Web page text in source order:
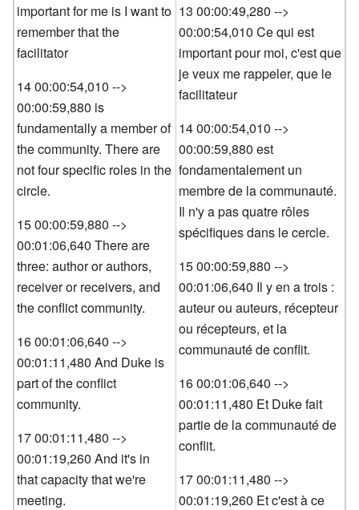
important for me is I want to
remember that the
facilitator
14 00:00:54,010 -->
00:00:59,880 is
fundamentally a member of
the community. There are
not four specific roles in the
circle.
15 00:00:59,880 -->
00:01:06,640 There are
three: author or authors,
receiver or receivers, and
the conflict community.
16 00:01:06,640 -->
00:01:11,480 And Duke is
part of the conflict
community.
17 00:01:11,480 -->
00:01:19,260 And it's in
that capacity that we're
meeting.
13 00:00:49,280 -->
00:00:54,010 Ce qui est
important pour moi, c'est que
je veux me rappeler, que le
facilitateur
14 00:00:54,010 -->
00:00:59,880 est
fondamentalement un
membre de la communauté.
Il n'y a pas quatre rôles
spécifiques dans le cercle.
15 00:00:59,880 -->
00:01:06,640 Il y en a trois :
auteur ou auteurs, récepteur
ou récepteurs, et la
communauté de conflit.
16 00:01:06,640 -->
00:01:11,480 Et Duke fait
partie de la communauté de
conflit.
17 00:01:11,480 -->
00:01:19,260 Et c'est à ce